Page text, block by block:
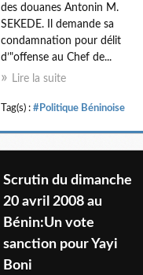
des douanes Antonin M.
SEKEDE. Il demande sa
condamnation pour délit
d’"offense au Chef de...
Lire la suite
Tag(s) : #Politique Béninoise
Scrutin du dimanche
20 avril 2008 au
Bénin:Un vote
sanction pour Yayi
Boni